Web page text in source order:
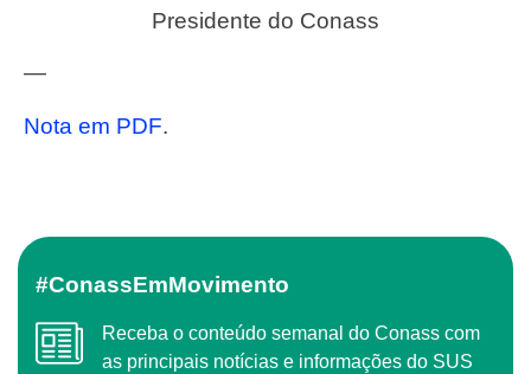
Presidente do Conass
—
Nota em PDF.
#ConassEmMovimento
Receba o conteúdo semanal do Conass com
as principais notícias e informações do SUS